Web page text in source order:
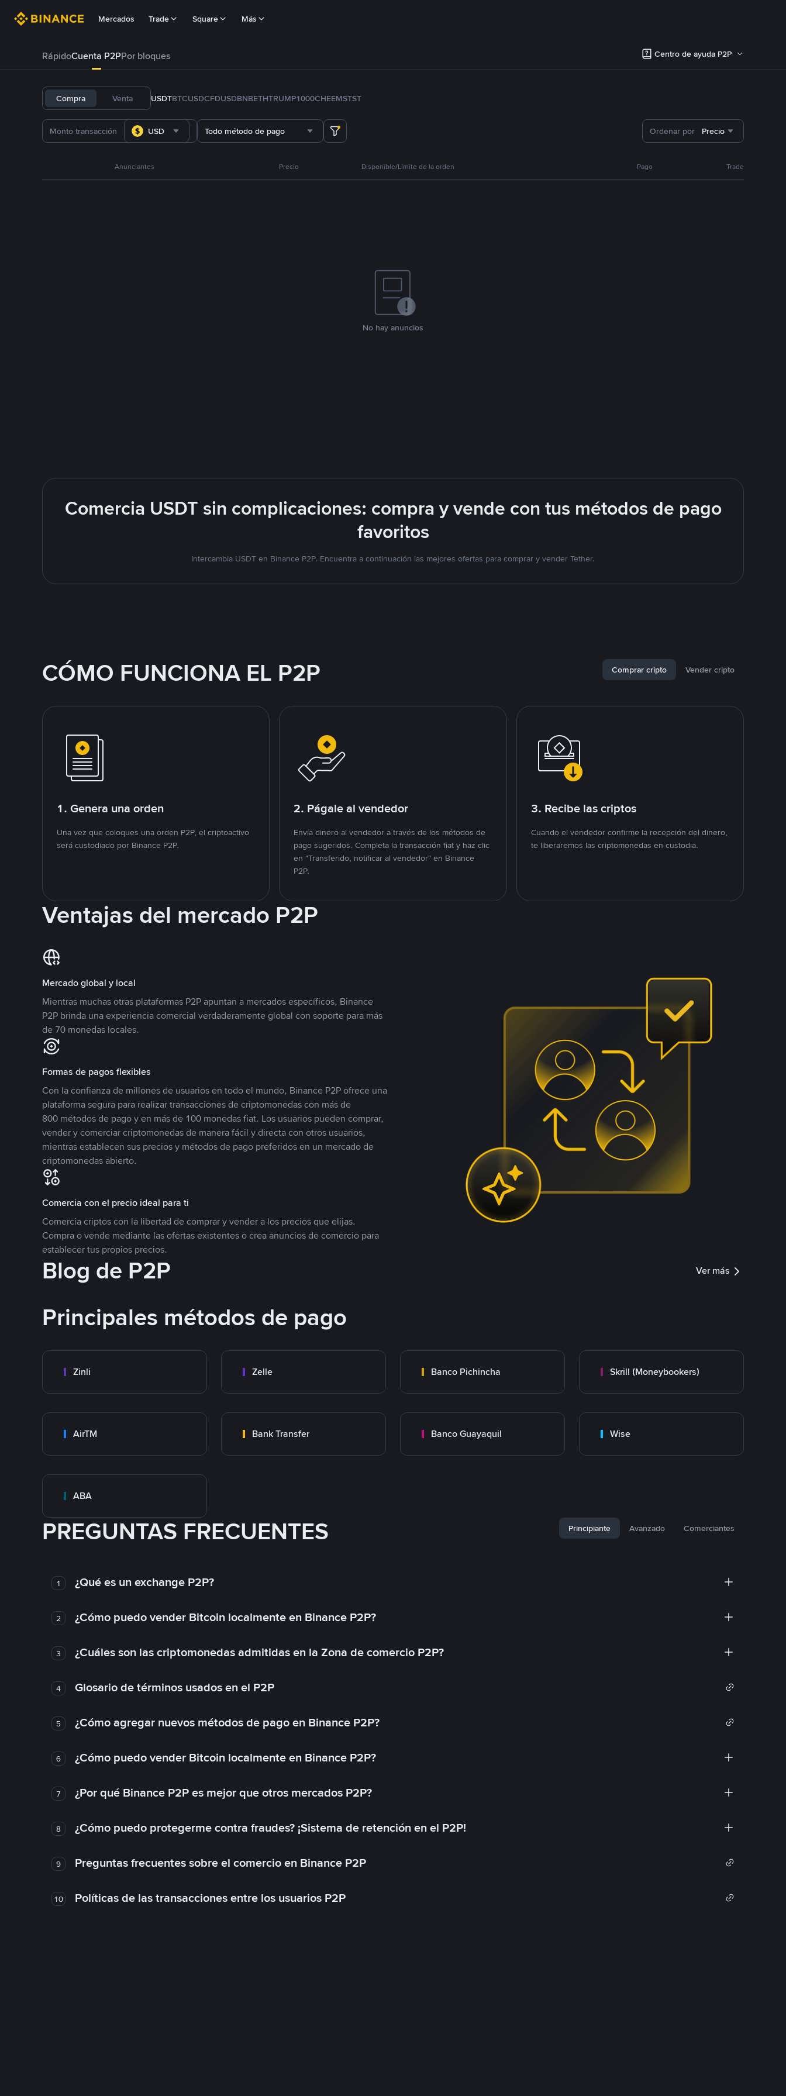
Mercados Trade Square Más
RápidoCuenta P2PPor bloques Centro de ayuda P2P
Compra Venta USDTBTCUSDCFDUSDBNBETHTRUMP1000CHEEMSTST
USD Todo método de pago Ordenar por Precio
Anunciantes Precio Disponible/Límite de la orden Pago Trade
No hay anuncios
Comercia USDT sin complicaciones: compra y vende con tus métodos de pago
favoritos
Intercambia USDT en Binance P2P. Encuentra a continuación las mejores ofertas para comprar y vender Tether.
CÓMO FUNCIONA EL P2P Comprar cripto Vender cripto
1. Genera una orden
Una vez que coloques una orden P2P, el criptoactivo
será custodiado por Binance P2P.
2. Págale al vendedor
Envía dinero al vendedor a través de los métodos de
pago sugeridos. Completa la transacción fiat y haz clic
en "Transferido, notificar al vendedor" en Binance
P2P.
3. Recibe las criptos
Cuando el vendedor confirme la recepción del dinero,
te liberaremos las criptomonedas en custodia.
Ventajas del mercado P2P
Mercado global y local
Mientras muchas otras plataformas P2P apuntan a mercados específicos, Binance
P2P brinda una experiencia comercial verdaderamente global con soporte para más
de 70 monedas locales.
Formas de pagos flexibles
Con la confianza de millones de usuarios en todo el mundo, Binance P2P ofrece una
plataforma segura para realizar transacciones de criptomonedas con más de
800 métodos de pago y en más de 100 monedas fiat. Los usuarios pueden comprar,
vender y comerciar criptomonedas de manera fácil y directa con otros usuarios,
mientras establecen sus precios y métodos de pago preferidos en un mercado de
criptomonedas abierto.
Comercia con el precio ideal para ti
Comercia criptos con la libertad de comprar y vender a los precios que elijas.
Compra o vende mediante las ofertas existentes o crea anuncios de comercio para
establecer tus propios precios.
Blog de P2P Ver más
Principales métodos de pago
Zinli Zelle Banco Pichincha Skrill (Moneybookers)
AirTM Bank Transfer Banco Guayaquil Wise
ABA
PREGUNTAS FRECUENTES Principiante Avanzado Comerciantes
1 ¿Qué es un exchange P2P?
2 ¿Cómo puedo vender Bitcoin localmente en Binance P2P?
3 ¿Cuáles son las criptomonedas admitidas en la Zona de comercio P2P?
4 Glosario de términos usados en el P2P
5 ¿Cómo agregar nuevos métodos de pago en Binance P2P?
6 ¿Cómo puedo vender Bitcoin localmente en Binance P2P?
7 ¿Por qué Binance P2P es mejor que otros mercados P2P?
8 ¿Cómo puedo protegerme contra fraudes? ¡Sistema de retención en el P2P!
9 Preguntas frecuentes sobre el comercio en Binance P2P
10 Políticas de las transacciones entre los usuarios P2P